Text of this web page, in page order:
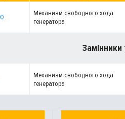
Механизм свободного хода
генератора
Замінники
Механизм свободного хода
генератора